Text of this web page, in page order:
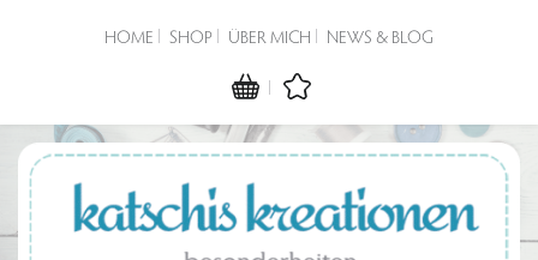
HOME SHOP ÜBER MICH NEWS & BLOG